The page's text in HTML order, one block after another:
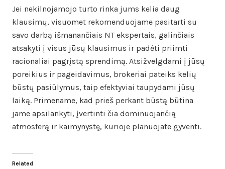
Jei nekilnojamojo turto rinka jums kelia daug
klausimų, visuomet rekomenduojame pasitarti su
savo darbą išmanančiais NT ekspertais, galinčiais
atsakyti į visus jūsų klausimus ir padėti priimti
racionaliai pagrįstą sprendimą. Atsižvelgdami į jūsų
poreikius ir pageidavimus, brokeriai pateiks kelių
būstų pasiūlymus, taip efektyviai taupydami jūsų
laiką. Primename, kad prieš perkant būstą būtina
jame apsilankyti, įvertinti čia dominuojančią
atmosferą ir kaimynystę, kurioje planuojate gyventi.
Related